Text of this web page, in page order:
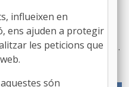
les recents
locals, les
actes d'agenda
el 934. També inclou
influeixen en
ens ajuden a protegir
les peticions que
són